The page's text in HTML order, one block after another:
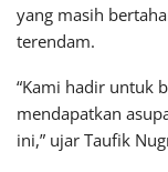
yang masih
terendam.
“Kami hadir untuk
mendapatkan
ini,” ujar Taufik